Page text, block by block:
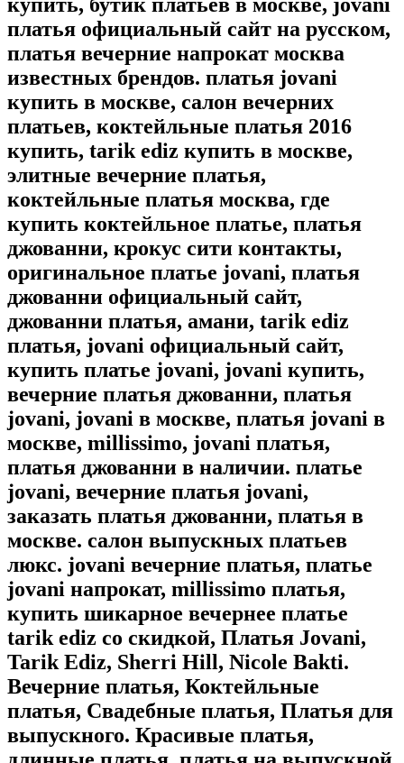
купить, бутик платьев в москве, jovani
платья официальный сайт на русском,
платья вечерние напрокат москва
известных брендов. платья jovani
купить в москве, салон вечерних
платьев, коктейльные платья 2016
купить, tarik ediz купить в москве,
элитные вечерние платья,
коктейльные платья москва, где
купить коктейльное платье, платья
джованни, крокус сити контакты,
оригинальное платье jovani, платья
джованни официальный сайт,
джованни платья, амани, tarik ediz
платья, jovani официальный сайт,
купить платье jovani, jovani купить,
вечерние платья джованни, платья
jovani, jovani в москве, платья jovani в
москве, millissimo, jovani платья,
платья джованни в наличии. платье
jovani, вечерние платья jovani,
заказать платья джованни, платья в
москве. салон выпускных платьев
люкс. jovani вечерние платья, платье
jovani напрокат, millissimo платья,
купить шикарное вечернее платье
tarik ediz со скидкой, Платья Jovani,
Tarik Ediz, Sherri Hill, Nicole Bakti.
Вечерние платья, Коктейльные
платья, Свадебные платья, Платья для
выпускного. Красивые платья,